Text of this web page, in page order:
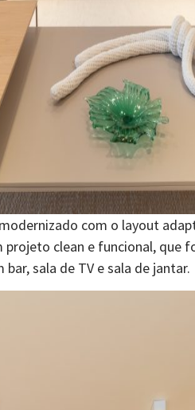
com o layout
clean e funcional, que
sala de TV e sala de jantar.